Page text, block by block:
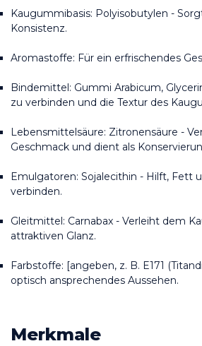
Kaugummibasis: Polyisobutylen -
Konsistenz.
Aromastoffe: Für ein erfrischendes
Bindemittel: Gummi Arabicum,
zu verbinden und die Textur des
Lebensmittelsäure: Zitronensäure -
Geschmack und dient als
Emulgatoren: Sojalecithin - Hilft, Fett
verbinden.
Gleitmittel: Carnabax - Verleiht dem
attraktiven Glanz.
Farbstoffe: [angeben, z. B. E171
optisch ansprechendes Aussehen.
Merkmale